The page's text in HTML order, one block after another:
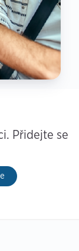
Přidejte se